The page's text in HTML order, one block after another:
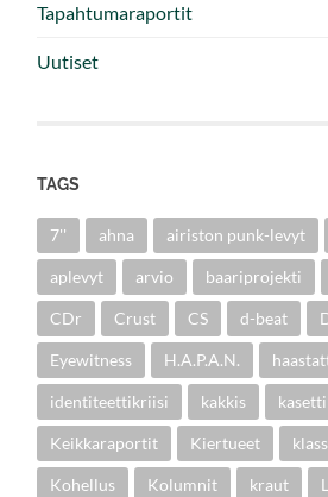
Tapahtumaraportit
Uutiset
TAGS
7'' ahna airiston punk-levyt
aplevyt arvio baariprojekti
CDr Crust CS d-beat
Eyewitness H.A.P.A.N.
identiteettikriisi kakkis kasetti
Keikkaraportit Kiertueet
Kohellus Kolumnit kraut